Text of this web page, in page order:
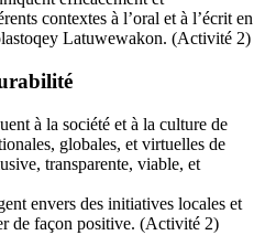
contextes à l’oral et à l’écrit en
Latuwewakon. (Activité 2)
à la société et à la culture de
globales, et virtuelles de
transparente, viable, et
envers des initiatives locales et
de façon positive. (Activité 2)